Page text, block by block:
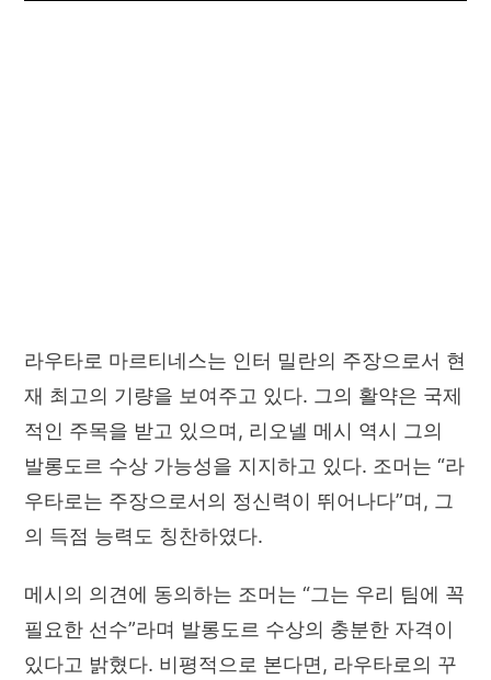
라우타로 마르티네스는 인터 밀란의 주장으로서 현
재 최고의 기량을 보여주고 있다. 그의 활약은 국제
적인 주목을 받고 있으며, 리오넬 메시 역시 그의
발롱도르 수상 가능성을 지지하고 있다. 조머는 “라
우타로는 주장으로서의 정신력이 뛰어나다”며, 그
의 득점 능력도 칭찬하였다.
메시의 의견에 동의하는 조머는 “그는 우리 팀에 꼭
필요한 선수”라며 발롱도르 수상의 충분한 자격이
있다고 밝혔다. 비평적으로 본다면, 라우타로의 꾸